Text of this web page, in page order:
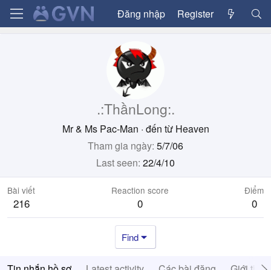
Đăng nhập Register
.:ThầnLong:.
Mr & Ms Pac-Man · đến từ Heaven
Tham gia ngày 5/7/06
Last seen 22/4/10
Bài viết
216
Reaction score
0
Điểm
0
Find